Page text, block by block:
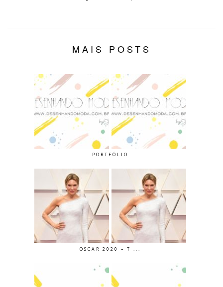
MAIS POSTS
PORTFÓLIO
OSCAR 2020 – T ...